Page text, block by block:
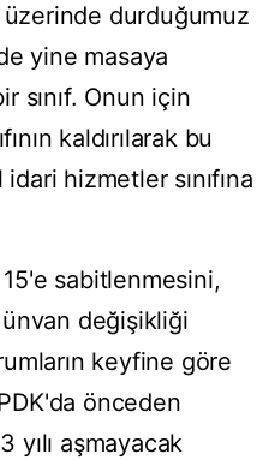
üzerinde durduğumuz
yine masaya
sınıf. Onun için
kaldırılarak bu
idari hizmetler sınıfına
sabitlenmesini,
değişikliği
keyfine göre
önceden
yılı aşmayacak